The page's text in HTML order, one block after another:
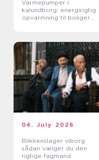
Varmepumper i
kalundborg: energirigtig
opvarmning til boliger
04. July 2026
Blikkenslager viborg
sådan vælger du den
rigtige fagmand